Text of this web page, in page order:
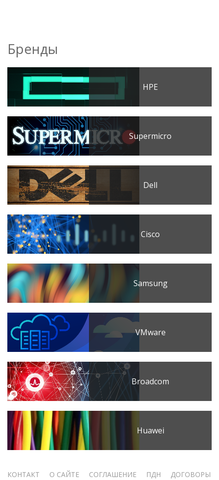
Бренды
HPE
Supermicro
Dell
Cisco
Samsung
VMware
Broadcom
Huawei
КОНТАКТ О САЙТЕ СОГЛАШЕНИЕ ПДН
ДОГОВОРЫ